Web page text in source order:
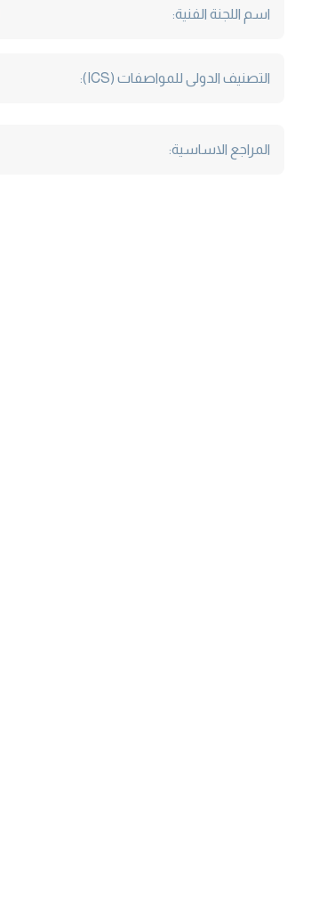
اسم اللجنة الفنية:
التصنيف الدولى للمواصفات (ICS):
المراجع الاساسية: